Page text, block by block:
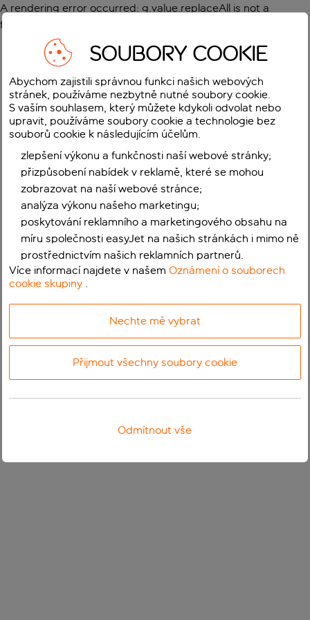
A rendering error occurred: g.value.replaceAll is not a
function
SOUBORY COOKIE
Abychom zajistili správnou funkci našich webových
stránek, používáme nezbytně nutné soubory cookie.
S vaším souhlasem, který můžete kdykoli odvolat nebo
upravit, používáme soubory cookie a technologie bez
souborů cookie k následujícím účelům.
zlepšení výkonu a funkčnosti naší webové stránky;
přizpůsobení nabídek v reklamě, které se mohou
zobrazovat na naší webové stránce;
analýza výkonu našeho marketingu;
poskytování reklamního a marketingového obsahu na
míru společnosti easyJet na našich stránkách i mimo ně
prostřednictvím našich reklamních partnerů.
Více informací najdete v našemOznámení o souborech
cookie skupiny .
Nechte mě vybrat
Přijmout všechny soubory cookie
Odmítnout vše